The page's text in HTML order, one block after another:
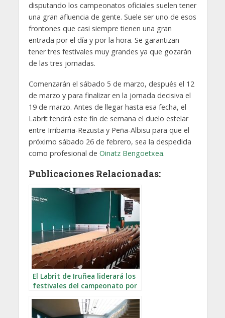
disputando los campeonatos oficiales suelen tener
una gran afluencia de gente. Suele ser uno de esos
frontones que casi siempre tienen una gran
entrada por el día y por la hora. Se garantizan
tener tres festivales muy grandes ya que gozarán
de las tres jornadas.
Comenzarán el sábado 5 de marzo, después el 12
de marzo y para finalizar en la jornada decisiva el
19 de marzo. Antes de llegar hasta esa fecha, el
Labrit tendrá este fin de semana el duelo estelar
entre Irribarria-Rezusta y Peña-Albisu para que el
próximo sábado 26 de febrero, sea la despedida
como profesional de Oinatz Bengoetxea.
Publicaciones Relacionadas:
El Labrit de Iruñea liderará los
festivales del campeonato por